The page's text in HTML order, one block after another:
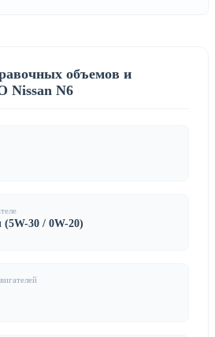
объемов и
Nissan N6
30 / 0W-20)